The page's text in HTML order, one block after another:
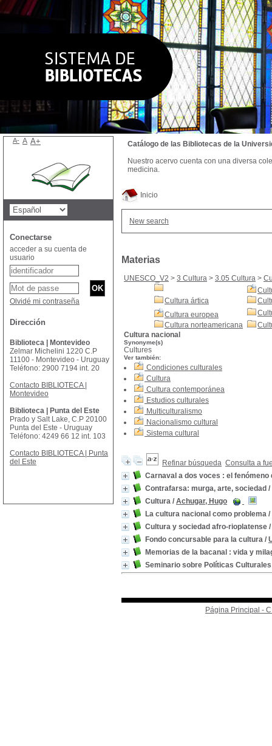
Inicio
New search
Materias
UNESCO_V2 > 3 Cultura > 3.05 Cultura >
Cultura ártica
Cultura europea
Cultura norteamericana
Cultura nacional
Synonyme(s)
Cultures
Ver también:
Condiciones culturales
Cultura
Cultura contemporánea
Estudios culturales
Multiculturalismo
Nacionalismo cultural
Sistema cultural
Refinar búsqueda Consulta a
Carnaval a dos voces : el
Contrafarsa: murga, arte, sociedad /
Cultura / Achugar, Hugo
La cultura nacional como problema /
Cultura y sociedad afro-rioplatense /
Fondo concursable para la cultura /
Memorias de la bacanal : vida y
Seminario sobre Políticas
Página Principal -
Catálogo de las Bibliotecas de la
Nuestro acervo cuenta con una diversa
medicina.
A- A A+
Conectarse
acceder a su cuenta de
usuario
Olvidé mi contraseña
Dirección
Biblioteca | Montevideo
Zelmar Michelini 1220 C.P
11100 - Montevideo - Uruguay
Teléfono: 2900 7194 int. 20
Contacto BIBLIOTECA |
Montevideo
Biblioteca | Punta del Este
Prado y Salt Lake, C.P 20100
Punta del Este - Uruguay
Teléfono: 4249 66 12 int. 103
Contacto BIBLIOTECA | Punta
del Este